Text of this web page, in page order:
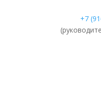
+7